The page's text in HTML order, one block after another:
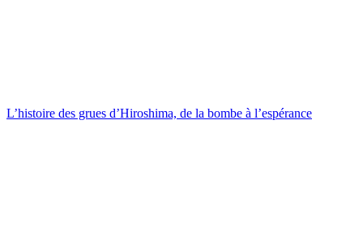
L’histoire des grues d’Hiroshima, de la bombe à l’espérance